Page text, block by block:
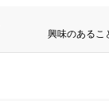
興味のあるこ